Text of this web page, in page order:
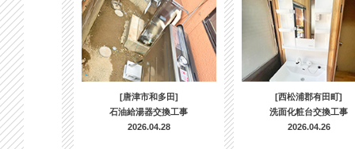
[唐津市和多田]
石油給湯器交換工事
2026.04.28
[西松浦郡有田町]
洗面化粧台交換工事
2026.04.26